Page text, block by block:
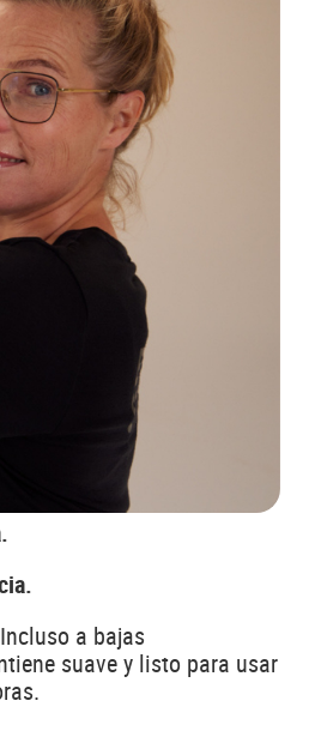
a bajas
suave y listo para usar